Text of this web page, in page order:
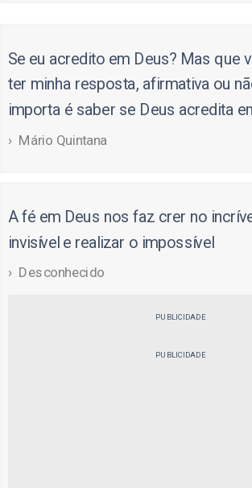
Se eu acredito em Deus? Mas que
ter minha resposta, afirmativa ou
importa é saber se Deus acredita
Mário Quintana
A fé em Deus nos faz crer no
invisível e realizar o impossível
Desconhecido
PUBLICIDADE
PUBLICIDADE